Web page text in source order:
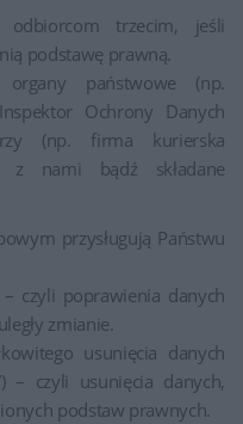
odbiorcom trzecim, jeśli
podstawę prawną.
państwowe (np.
Ochrony Danych
(np. firma kurierska
z nami bądź składane
przysługują Państwu
czyli poprawienia danych
zmianie.
usunięcia danych
– czyli usunięcia danych,
podstaw prawnych.